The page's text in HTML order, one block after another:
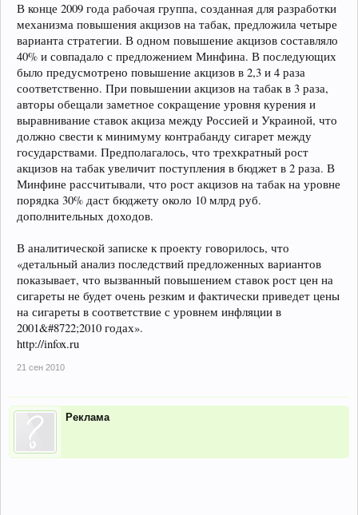
В конце 2009 года рабочая группа, созданная для разработки
механизма повышения акцизов на табак, предложила четыре
варианта стратегии. В одном повышение акцизов составляло
40% и совпадало с предложением Минфина. В последующих
было предусмотрено повышение акцизов в 2,3 и 4 раза
соответственно. При повышении акцизов на табак в 3 раза,
авторы обещали заметное сокращение уровня курения и
выравнивание ставок акциза между Россией и Украиной, что
должно свести к минимуму контрабанду сигарет между
государствами. Предполагалось, что трехкратный рост
акцизов на табак увеличит поступления в бюджет в 2 раза. В
Минфине рассчитывали, что рост акцизов на табак на уровне
порядка 30% даст бюджету около 10 млрд руб.
дополнительных доходов.
В аналитической записке к проекту говорилось, что
«детальный анализ последствий предложенных вариантов
показывает, что вызванный повышением ставок рост цен на
сигареты не будет очень резким и фактически приведет цены
на сигареты в соответствие с уровнем инфляции в
2001&#8722;2010 годах».
http://infox.ru
21 сен 2010
Реклама